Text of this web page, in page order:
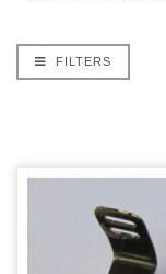
FILTERS